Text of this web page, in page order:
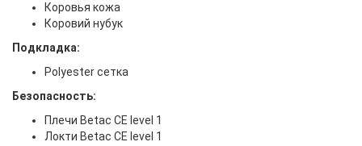
Коровья кожа
Коровий нубук
Подкладка:
Polyester сетка
Безопасность:
Плечи Betac CE level 1
Локти Betac CE level 1